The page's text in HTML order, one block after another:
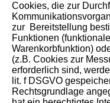
Cookies, die zur
zur Bereitstellung
Funktionen
Warenkorbfunktion)
(z.B. Cookies zur
erforderlich sind,
lit. f DSGVO
Rechtsgrundlage